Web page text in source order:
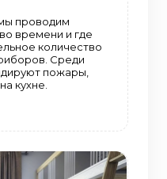
проводим
времени и где
количество
Среди
пожары,
кухне.